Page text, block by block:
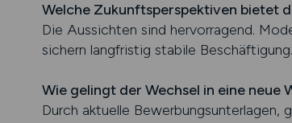
Welche Zukunftsperspektiven bietet
Die Aussichten sind hervorragend.
sichern langfristig stabile Beschäftigung.
Wie gelingt der Wechsel in eine neue
Durch aktuelle